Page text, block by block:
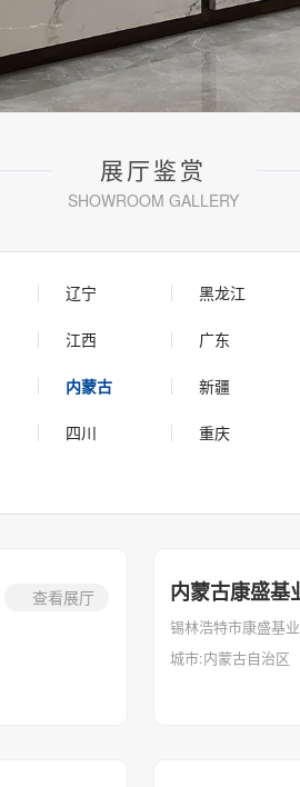
展厅鉴赏
SHOWROOM GALLERY
辽宁 黑龙江
江西 广东
内蒙古 新疆
四川 重庆
查看展厅 内蒙古康盛基
锡林浩特市康盛基
城市:内蒙古自治区